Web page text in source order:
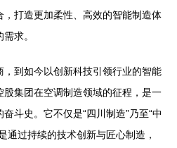
打造更加柔性、高效的智能制造体
求。
，到如今以创新科技引领行业的智能
集团在空调制造领域的征程，是一
斗史。它不仅是“四川制造”乃至“中
通过持续的技术创新与匠心制造，